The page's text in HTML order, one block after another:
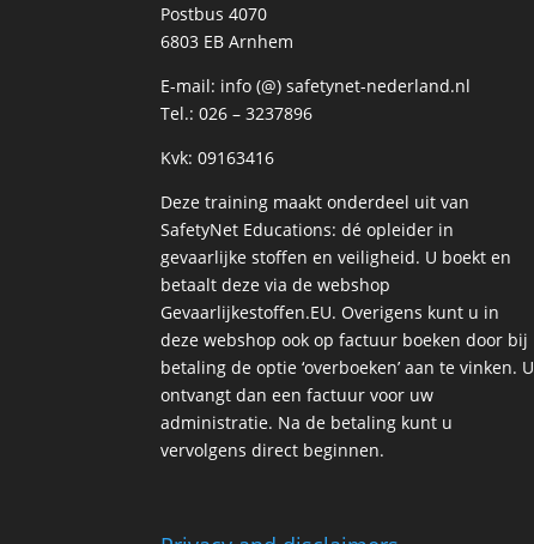
Postbus 4070
6803 EB Arnhem
E-mail: info (@) safetynet-nederland.nl
Tel.:026 – 3237896
Kvk: 09163416
Deze training maakt onderdeel uit van
SafetyNet Educations: dé opleider in
gevaarlijke stoffen en veiligheid. U boekt en
betaalt deze via de webshop
Gevaarlijkestoffen.EU. Overigens kunt u in
deze webshop ook op factuur boeken door bij
betaling de optie ‘overboeken’ aan te vinken. U
ontvangt dan een factuur voor uw
administratie. Na de betaling kunt u
vervolgens direct beginnen.